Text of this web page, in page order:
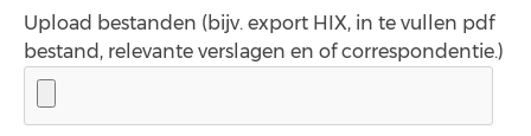
Upload bestanden (bijv. export HIX, in te vullen pdf
bestand, relevante verslagen en of correspondentie.)